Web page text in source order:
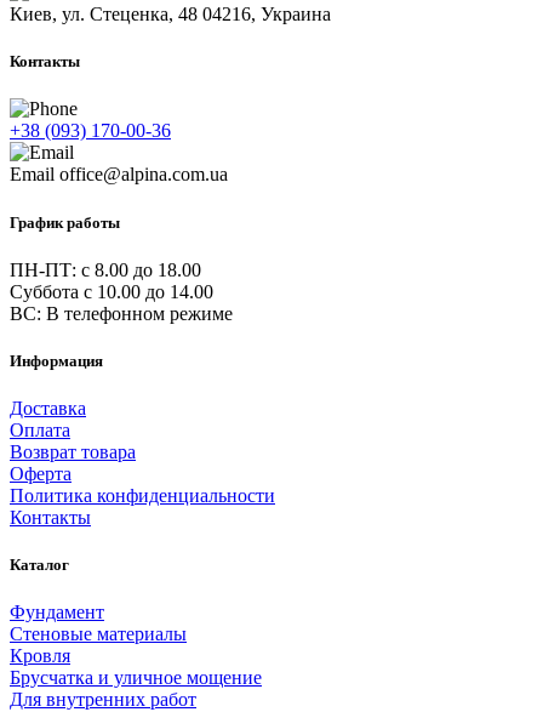
Киев, ул. Стеценка, 48 04216, Украина
Контакты
+38 (093) 170-00-36
Email office@alpina.com.ua
График работы
ПН-ПТ: c 8.00 до 18.00
Суббота с 10.00 до 14.00
ВС: В телефонном режиме
Информация
Доставка
Оплата
Возврат товара
Оферта
Политика конфиденциальности
Контакты
Каталог
Фундамент
Стеновые материалы
Кровля
Брусчатка и уличное мощение
Для внутренних работ